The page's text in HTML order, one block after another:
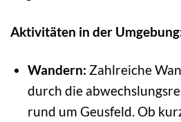
Aktivitäten in der
Wandern: Zahlreiche
durch die
rund um Geusfeld. Ob